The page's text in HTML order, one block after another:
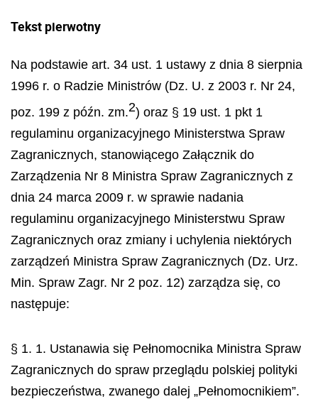
Tekst pierwotny
Na podstawie art. 34 ust. 1 ustawy z dnia 8 sierpnia
1996 r. o Radzie Ministrów (Dz. U. z 2003 r. Nr 24,
poz. 199 z późn. zm.2) oraz § 19 ust. 1 pkt 1
regulaminu organizacyjnego Ministerstwa Spraw
Zagranicznych, stanowiącego Załącznik do
Zarządzenia Nr 8 Ministra Spraw Zagranicznych z
dnia 24 marca 2009 r. w sprawie nadania
regulaminu organizacyjnego Ministerstwu Spraw
Zagranicznych oraz zmiany i uchylenia niektórych
zarządzeń Ministra Spraw Zagranicznych (Dz. Urz.
Min. Spraw Zagr. Nr 2 poz. 12) zarządza się, co
następuje:
§ 1. 1. Ustanawia się Pełnomocnika Ministra Spraw
Zagranicznych do spraw przeglądu polskiej polityki
bezpieczeństwa, zwanego dalej „Pełnomocnikiem”.